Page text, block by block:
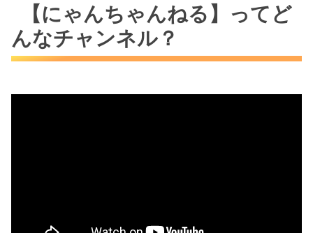
【にゃんちゃんねる】ってど
んなチャンネル？